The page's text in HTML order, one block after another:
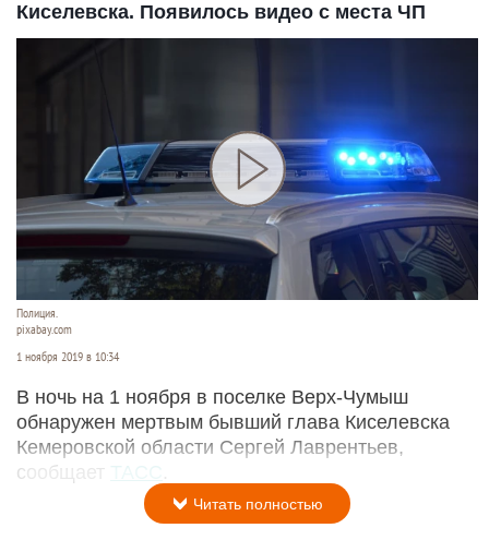
Киселевска. Появилось видео с места ЧП
Полиция.
pixabay.com
1 ноября 2019 в 10:34
В ночь на 1 ноября в поселке Верх-Чумыш
обнаружен мертвым бывший глава Киселевска
Кемеровской области Сергей Лаврентьев,
сообщает ТАСС
Читать полностью